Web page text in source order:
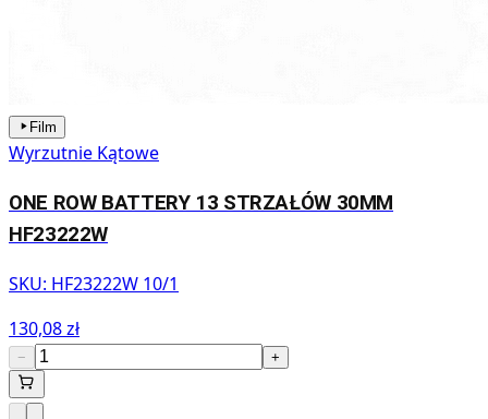
Film
Wyrzutnie Kątowe
ONE ROW BATTERY 13 STRZAŁÓW 30MM
HF23222W
SKU: HF23222W 10/1
130,08 zł
− +